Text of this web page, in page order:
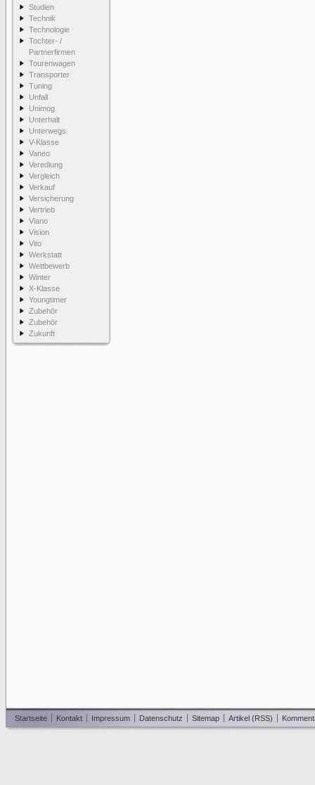
Studien
Technik
Technologie
Tochter- /
Partnerfirmen
Tourenwagen
Transporter
Tuning
Unfall
Unimog
Unterhalt
Unterwegs
V-Klasse
Vaneo
Veredlung
Vergleich
Verkauf
Versicherung
Vertrieb
Viano
Vision
Vito
Werkstatt
Wettbewerb
Winter
X-Klasse
Youngtimer
Zubehör
Zubehör
Zukunft
Startseite Kontakt Impressum Datenschutz Sitemap Artikel (RSS)